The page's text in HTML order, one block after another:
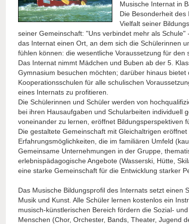
Musische Internat in
Die Besonderheit
Vielfalt seiner
seiner Gemeinschaft: "Uns verbindet mehr als
das Internat einen Ort, an dem sich die Schülerinnen
fühlen können: die wesentliche Voraussetzung für den
Das Internat nimmt Mädchen und Buben ab der 5.
Gymnasium besuchen möchten; darüber hinaus bietet
Kooperationsschulen für alle schulischen
eines Internats zu profitieren.
Die Schülerinnen und Schüler werden von
bei ihren Hausaufgaben und Schularbeiten individuell
voneinander zu lernen, eröffnet Bildungsperspektiven
Die gestaltete Gemeinschaft mit Gleichaltrigen
Erfahrungsmöglichkeiten, die im familiären Umfeld
Gemeinsame Unternehmungen in der Gruppe,
erlebnispädagogische Angebote (Wasserski, Hütte,
eine starke Gemeinschaft für die Entwicklung starker
Das Musische Bildungsprofil des Internats setzt einen
Musik und Kunst. Alle Schüler lernen kostenlos ein
musisch-künstlerischen Bereich fördern die Sozial-
Menschen (Chor, Orchester, Bands, Theater, Jugend